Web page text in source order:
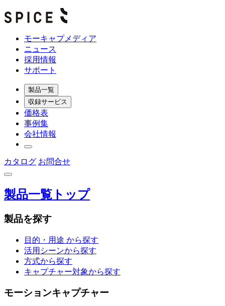
モーキャプメディア
ニュース
採用情報
サポート
製品一覧
収録サービス
価格表
事例集
会社情報
カタログ お問合せ
製品一覧トップ
製品を探す
目的・用途 から探す
活用シーンから探す
方式から探す
キャプチャー対象から探す
モーションキャプチャー